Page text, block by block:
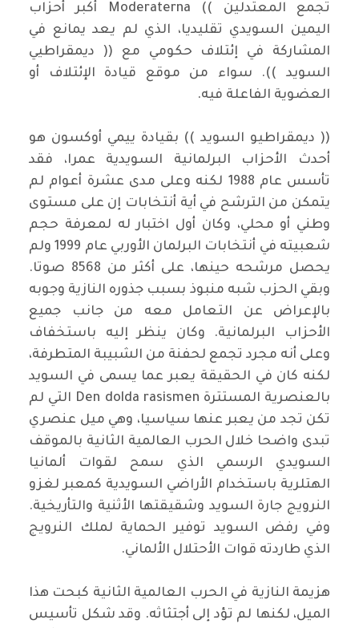
تجمع المعتدلين )) Moderaterna أكبر أحزاب
اليمين السويدي تقليديا، الذي لم يعد يمانع في
المشاركة في إئتلاف حكومي مع (( ديمقراطيي
السويد )). سواء من موقع قيادة الإئتلاف أو
العضوية الفاعلة فيه.
(( ديمقراطيو السويد )) بقيادة ييمي أوكسون هو
أحدث الأحزاب البرلمانية السويدية عمرا، فقد
تأسس عام 1988 لكنه وعلى مدى عشرة أعوام لم
يتمكن من الترشح في أية أنتخابات إن على مستوى
وطني أو محلي، وكان أول اختبار له لمعرفة حجم
شعبيته في أنتخابات البرلمان الأوربي عام 1999 ولم
يحصل مرشحه حينها، على أكثر من 8568 صوتا.
وبقي الحزب شبه منبوذ بسبب جذوره النازية وجوبه
بالإعراض عن التعامل معه من جانب جميع
الأحزاب البرلمانية. وكان ينظر إليه باستخفاف
وعلى أنه مجرد تجمع لحفنة من الشبيبة المتطرفة،
لكنه كان في الحقيقة يعبر عما يسمى في السويد
بالعنصرية المستترة Den dolda rasismen التي لم
تكن تجد من يعبر عنها سياسيا، وهي ميل عنصري
تبدى واضحا خلال الحرب العالمية الثانية بالموقف
السويدي الرسمي الذي سمح لقوات ألمانيا
الهتلرية باستخدام الأراضي السويدية كمعبر لغزو
النرويج جارة السويد وشقيقتها الأثنية والتأريخية.
وفي رفض السويد توفير الحماية لملك النرويج
الذي طاردته قوات الأحتلال الألماني.
هزيمة النازية في الحرب العالمية الثانية كبحت هذا
الميل، لكنها لم تؤد إلى أجتثاثه. وقد شكل تأسيس